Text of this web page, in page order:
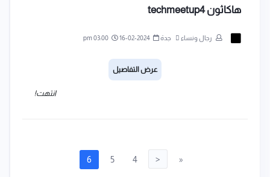
هاكاثون techmeetup4
رجال ونساء جدة 2024-02-16
03:00 pm
عرض التفاصيل
انتهت!
«
<
4
5
6